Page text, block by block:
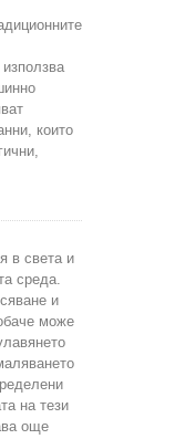
които
в света и
среда.
и
може
на тези
още